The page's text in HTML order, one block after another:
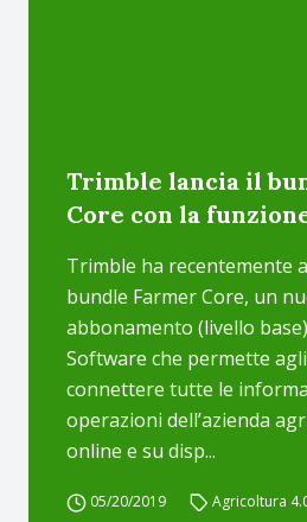
Trimble lancia il
Core con la
Trimble ha recentemente
bundle Farmer Core, un
abbonamento (livello
Software che permette
connettere tutte le
operazioni dell’azienda
online e su disp...
05/20/2019 Agricoltura